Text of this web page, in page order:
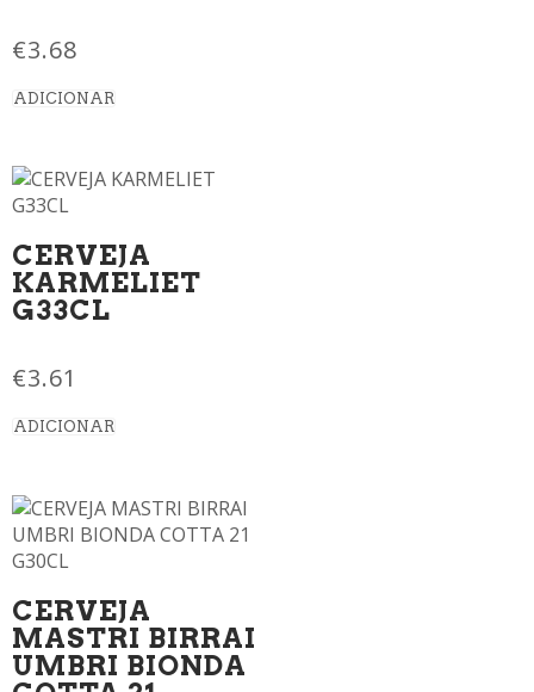
€3.68
ADICIONAR
CERVEJA
KARMELIET
G33CL
€3.61
ADICIONAR
CERVEJA
MASTRI BIRRAI
UMBRI BIONDA